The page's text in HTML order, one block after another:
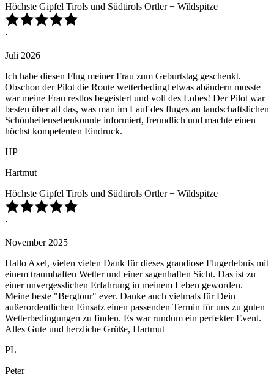
Höchste Gipfel Tirols und Südtirols Ortler + Wildspitze
·
Juli 2026
Ich habe diesen Flug meiner Frau zum Geburtstag geschenkt.
Obschon der Pilot die Route wetterbedingt etwas abändern musste
war meine Frau restlos begeistert und voll des Lobes! Der Pilot war
besten über all das, was man im Lauf des fluges an landschaftslichen
Schönheitensehenkonnte informiert, freundlich und machte einen
höchst kompetenten Eindruck.
HP
Hartmut
Höchste Gipfel Tirols und Südtirols Ortler + Wildspitze
·
November 2025
Hallo Axel, vielen vielen Dank für dieses grandiose Flugerlebnis mit
einem traumhaften Wetter und einer sagenhaften Sicht. Das ist zu
einer unvergesslichen Erfahrung in meinem Leben geworden.
Meine beste "Bergtour" ever. Danke auch vielmals für Dein
außerordentlichen Einsatz einen passenden Termin für uns zu guten
Wetterbedingungen zu finden. Es war rundum ein perfekter Event.
Alles Gute und herzliche Grüße, Hartmut
PL
Peter